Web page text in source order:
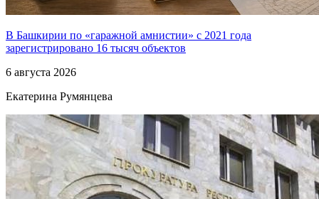
В Башкирии по «гаражной амнистии» с 2021 года
зарегистрировано 16 тысяч объектов
6 августа 2026
Екатерина Румянцева